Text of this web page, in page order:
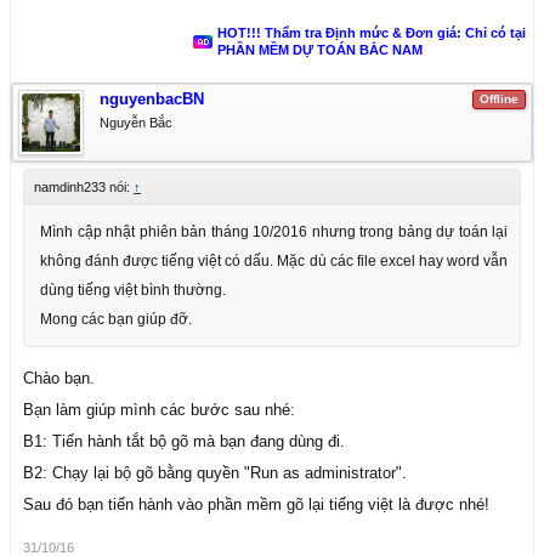
HOT!!! Thẩm tra Định mức & Đơn giá: Chỉ có tại
PHẦN MỀM DỰ TOÁN BẮC NAM
Offline
nguyenbacBN
Nguyễn Bắc
namdinh233 nói: ↑
Mình cập nhật phiên bản tháng 10/2016 nhưng trong bảng dự toán lại
không đánh được tiếng việt có dấu. Mặc dù các file excel hay word vẫn
dùng tiếng việt bình thường.
Mong các bạn giúp đỡ.
Chào bạn.
Bạn làm giúp mình các bước sau nhé:
B1: Tiến hành tắt bộ gõ mà bạn đang dùng đi.
B2: Chạy lại bộ gõ bằng quyền "Run as administrator".
Sau đó bạn tiến hành vào phần mềm gõ lại tiếng việt là được nhé!
31/10/16